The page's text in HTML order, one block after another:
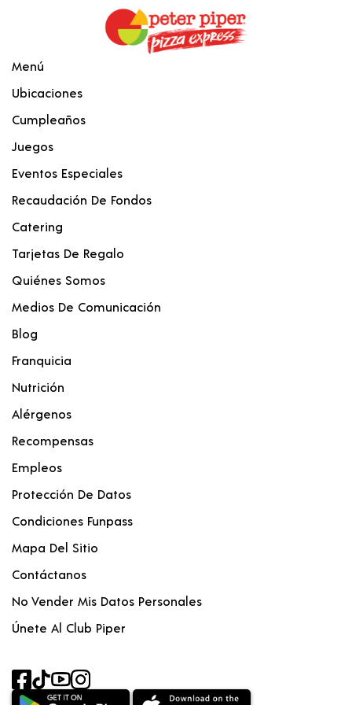
Menú
Ubicaciones
Cumpleaños
Juegos
Eventos Especiales
Recaudación De Fondos
Catering
Tarjetas De Regalo
Quiénes Somos
Medios De Comunicación
Blog
Franquicia
Nutrición
Alérgenos
Recompensas
Empleos
Protección De Datos
Condiciones Funpass
Mapa Del Sitio
Contáctanos
No Vender Mis Datos Personales
Únete Al Club Piper